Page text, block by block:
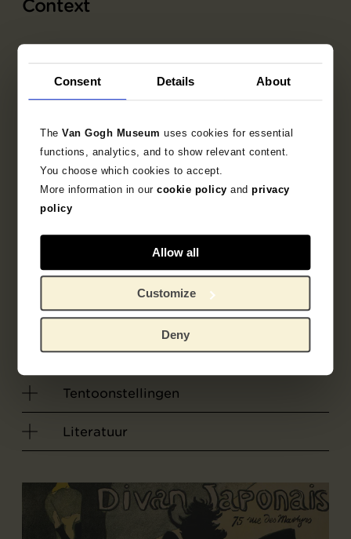
Consent Details About
TheVan Gogh Museumuses cookies for essential
functions, analytics, and to show relevant content.
You choose which cookies to accept.
More information in ourcookie policy andprivacy
policy
Allow all
Customize
Deny
Context
Odilon Redon
Drukker
Becquet
Gebaseerd op
Objectgegevens
Opschriften / merken
Tentoonstellingen
Literatuur